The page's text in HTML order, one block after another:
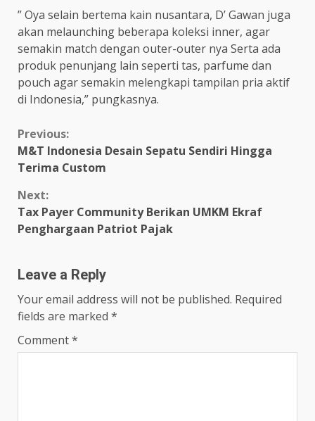
” Oya selain bertema kain nusantara, D’ Gawan juga
akan melaunching beberapa koleksi inner, agar
semakin match dengan outer-outer nya Serta ada
produk penunjang lain seperti tas, parfume dan
pouch agar semakin melengkapi tampilan pria aktif
di Indonesia,” pungkasnya.
Continue
Reading
Previous:
M&T Indonesia Desain Sepatu Sendiri Hingga
Terima Custom
Next:
Tax Payer Community Berikan UMKM Ekraf
Penghargaan Patriot Pajak
Leave a Reply
Your email address will not be published. Required
fields are marked *
Comment*